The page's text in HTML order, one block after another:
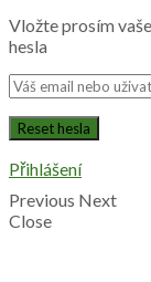
Vložte prosím
hesla
Přihlášení
Previous Next
Close